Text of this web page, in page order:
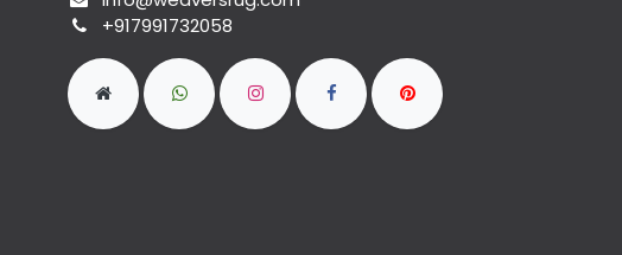
+917991732058